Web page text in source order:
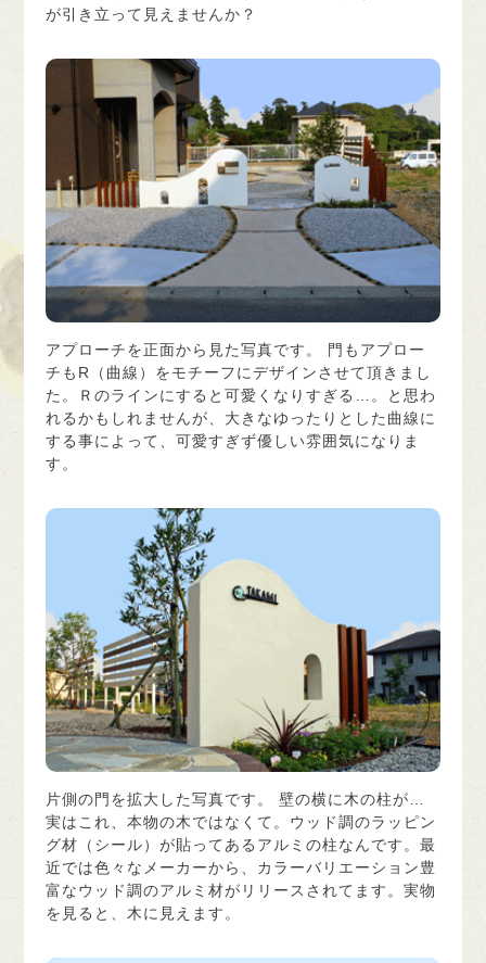
が引き立って見えませんか？
アプローチを正面から見た写真です。 門もアプロー
チもR（曲線）をモチーフにデザインさせて頂きまし
た。Ｒのラインにすると可愛くなりすぎる…。と思わ
れるかもしれませんが、大きなゆったりとした曲線に
する事によって、可愛すぎず優しい雰囲気になりま
す。
片側の門を拡大した写真です。 壁の横に木の柱が…
実はこれ、本物の木ではなくて。ウッド調のラッピン
グ材（シール）が貼ってあるアルミの柱なんです。最
近では色々なメーカーから、カラーバリエーション豊
富なウッド調のアルミ材がリリースされてます。実物
を見ると、木に見えます。